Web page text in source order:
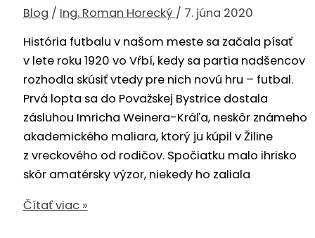
Blog / Ing. Roman Horecký / 7. júna 2020
História futbalu v našom meste sa začala písať
v lete roku 1920 vo Vŕbí, kedy sa partia nadšencov
rozhodla skúsiť vtedy pre nich novú hru – futbal.
Prvá lopta sa do Považskej Bystrice dostala
zásluhou Imricha Weinera-Kráľa, neskôr známeho
akademického maliara, ktorý ju kúpil v Žiline
z vreckového od rodičov. Spočiatku malo ihrisko
skôr amatérsky výzor, niekedy ho zaliala
100
Čítať viac »